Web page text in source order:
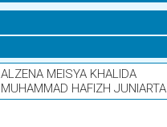
ALZENA MEISYA KHALIDA
MUHAMMAD HAFIZH JUNIARTA